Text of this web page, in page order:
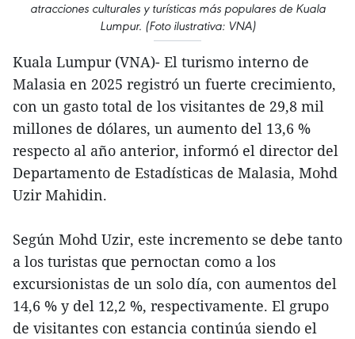
atracciones culturales y turísticas más populares de Kuala
Lumpur. (Foto ilustrativa: VNA)
Kuala Lumpur (VNA)- El turismo interno de
Malasia en 2025 registró un fuerte crecimiento,
con un gasto total de los visitantes de 29,8 mil
millones de dólares, un aumento del 13,6 %
respecto al año anterior, informó el director del
Departamento de Estadísticas de Malasia, Mohd
Uzir Mahidin.
Según Mohd Uzir, este incremento se debe tanto
a los turistas que pernoctan como a los
excursionistas de un solo día, con aumentos del
14,6 % y del 12,2 %, respectivamente. El grupo
de visitantes con estancia continúa siendo el